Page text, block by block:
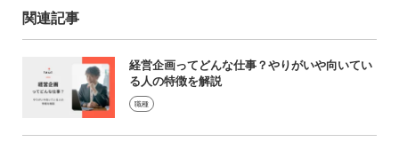
関連記事
経営企画ってどんな仕事？やりがいや向いてい
る人の特徴を解説
職種